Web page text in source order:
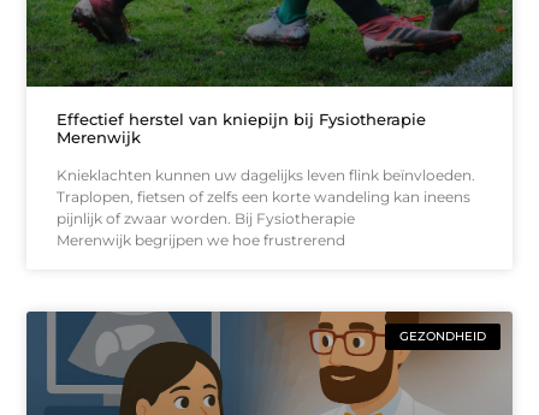
Effectief herstel van kniepijn bij Fysiotherapie
Merenwijk
Knieklachten kunnen uw dagelijks leven flink beïnvloeden.
Traplopen, fietsen of zelfs een korte wandeling kan ineens
pijnlijk of zwaar worden. Bij Fysiotherapie
Merenwijk begrijpen we hoe frustrerend
GEZONDHEID